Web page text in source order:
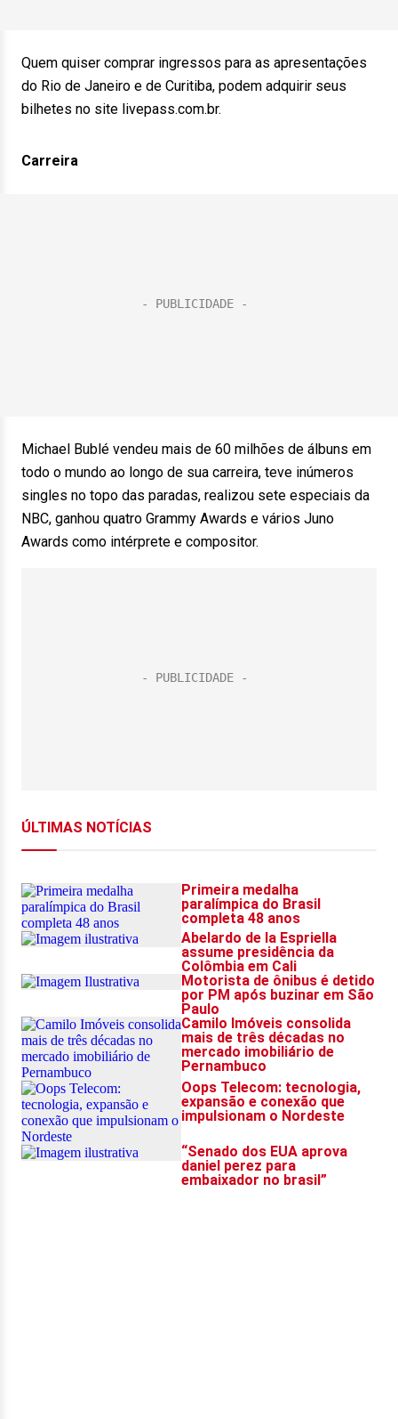
Quem quiser comprar ingressos para as apresentações
do Rio de Janeiro e de Curitiba, podem adquirir seus
bilhetes no site livepass.com.br.
Carreira
Michael Bublé vendeu mais de 60 milhões de álbuns em
todo o mundo ao longo de sua carreira, teve inúmeros
singles no topo das paradas, realizou sete especiais da
NBC, ganhou quatro Grammy Awards e vários Juno
Awards como intérprete e compositor.